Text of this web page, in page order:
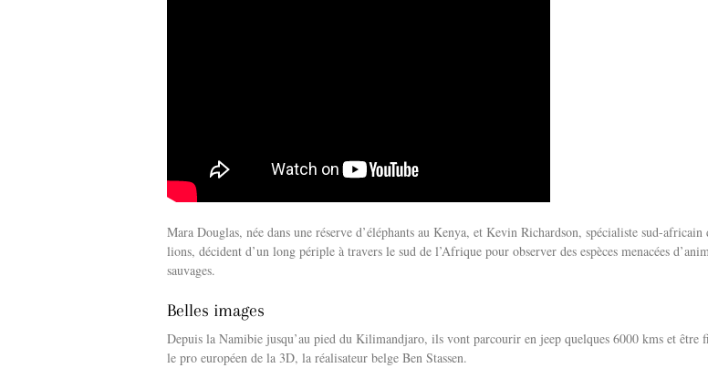
Mara Douglas, née dans une réserve d’éléphants au Kenya, et Kevin Richardson, spécialiste sud-africain
lions, décident d’un long périple à travers le sud de l’Afrique pour observer des espèces menacées
sauvages.
Belles images
Depuis la Namibie jusqu’au pied du Kilimandjaro, ils vont parcourir en jeep quelques 6000 kms et être
le pro européen de la 3D, la réalisateur belge Ben Stassen.